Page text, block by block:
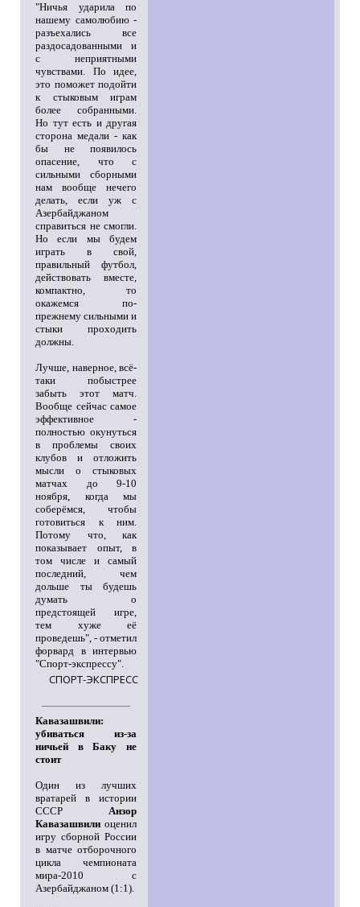
"Ничья ударила по
нашему самолюбию -
разъехались все
раздосадованными и
с неприятными
чувствами. По идее,
это поможет подойти
к стыковым играм
более собранными.
Но тут есть и другая
сторона медали - как
бы не появилось
опасение, что с
сильными сборными
нам вообще нечего
делать, если уж с
Азербайджаном
справиться не смогли.
Но если мы будем
играть в свой,
правильный футбол,
действовать вместе,
компактно, то
окажемся по-
прежнему сильными и
стыки проходить
должны.
Лучше, наверное, всё-
таки побыстрее
забыть этот матч.
Вообще сейчас самое
эффективное -
полностью окунуться
в проблемы своих
клубов и отложить
мысли о стыковых
матчах до 9-10
ноября, когда мы
соберёмся, чтобы
готовиться к ним.
Потому что, как
показывает опыт, в
том числе и самый
последний, чем
дольше ты будешь
думать о
предстоящей игре,
тем хуже её
проведешь", - отметил
форвард в интервью
"Спорт-экспрессу".
СПОРТ-ЭКСПРЕСС
Кавазашвили:
убиваться из-за
ничьей в Баку не
стоит
Один из лучших
вратарей в истории
СССР Анзор
Кавазашвили оценил
игру сборной России
в матче отборочного
цикла чемпионата
мира-2010 с
Азербайджаном (1:1).